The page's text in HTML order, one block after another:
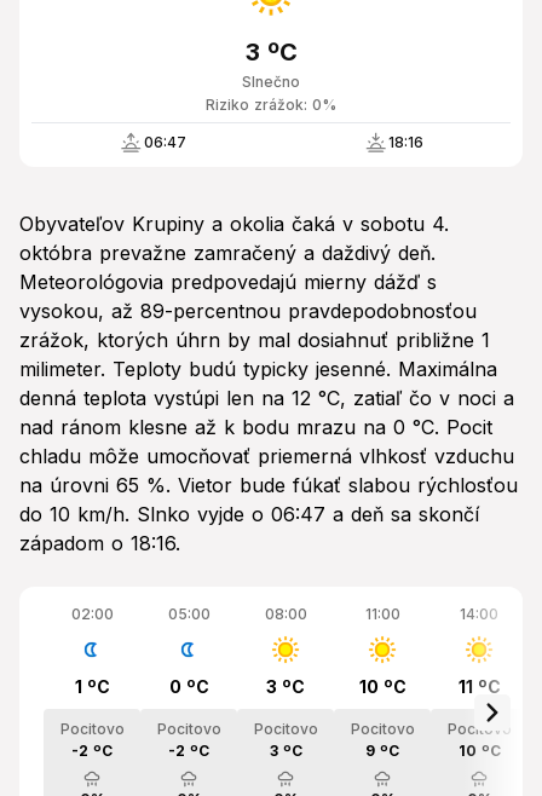
Slnečno
3 ºC
Riziko zrážok: 0%
06:47 18:16
Obyvateľov Krupiny a okolia čaká v sobotu 4.
októbra prevažne zamračený a daždivý deň.
Meteorológovia predpovedajú mierny dážď s
vysokou, až 89-percentnou pravdepodobnosťou
zrážok, ktorých úhrn by mal dosiahnuť približne 1
milimeter. Teploty budú typicky jesenné. Maximálna
denná teplota vystúpi len na 12 °C, zatiaľ čo v noci a
nad ránom klesne až k bodu mrazu na 0 °C. Pocit
chladu môže umocňovať priemerná vlhkosť vzduchu
na úrovni 65 %. Vietor bude fúkať slabou rýchlosťou
do 10 km/h. Slnko vyjde o 06:47 a deň sa skončí
západom o 18:16.
02:00
1 ºC
Pocitovo
-2 ºC
05:00
0 ºC
Pocitovo
-2 ºC
08:00
3 ºC
Pocitovo
3 ºC
11:00
10 ºC
Pocitovo
9 ºC
14:00
11 ºC
Pocitovo
10 ºC